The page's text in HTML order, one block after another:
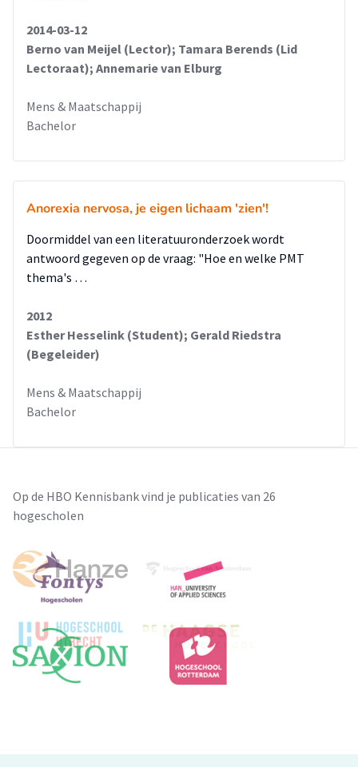
2014-03-12
Berno van Meijel (Lector); Tamara Berends (Lid
Lectoraat); Annemarie van Elburg
Mens & Maatschappij
Bachelor
Anorexia nervosa, je eigen lichaam 'zien'!
Doormiddel van een literatuuronderzoek wordt
antwoord gegeven op de vraag: "Hoe en welke PMT
thema's …
2012
Esther Hesselink (Student); Gerald Riedstra
(Begeleider)
Mens & Maatschappij
Bachelor
Op de HBO Kennisbank vind je publicaties van 26
hogescholen